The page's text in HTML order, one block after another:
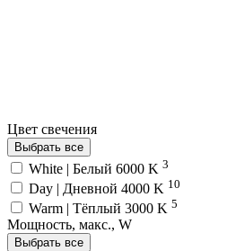
Цвет свечения
Выбрать все
White | Белый 6000 K 3
Day | Дневной 4000 K 10
Warm | Тёплый 3000 K 5
Мощность, макс., W
Выбрать все